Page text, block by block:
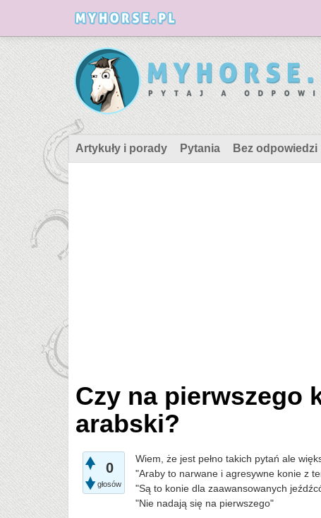
Artykuły i porady Pytania Bez odpowiedzi
Czy na pierwszego
arabski?
0
głosów
Wiem, że jest pełno takich pytań ale
"Araby to narwane i agresywne konie z
"Są to konie dla zaawansowanych
"Nie nadają się na pierwszego"